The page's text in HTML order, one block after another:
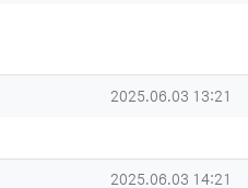
작성일
2025.06.03 13:21
작성일
2025.06.03 14:21